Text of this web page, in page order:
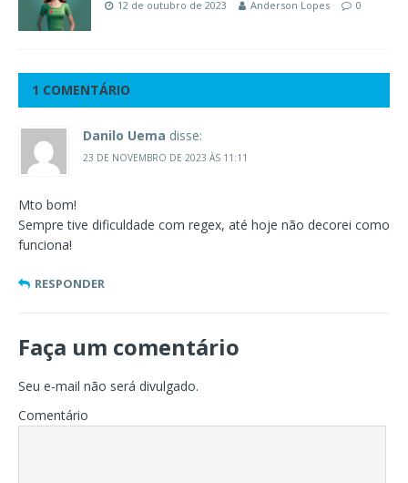
12 de outubro de 2023 Anderson Lopes 0
1 COMENTÁRIO
Danilo Uema disse:
23 DE NOVEMBRO DE 2023 ÀS 11:11
Mto bom!
Sempre tive dificuldade com regex, até hoje não decorei como
funciona!
RESPONDER
Faça um comentário
Seu e-mail não será divulgado.
Comentário